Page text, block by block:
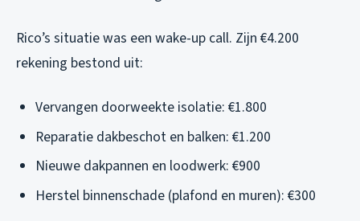
Rico’s situatie was een wake-up call. Zijn €4.200
rekening bestond uit:
Vervangen doorweekte isolatie: €1.800
Reparatie dakbeschot en balken: €1.200
Nieuwe dakpannen en loodwerk: €900
Herstel binnenschade (plafond en muren): €300